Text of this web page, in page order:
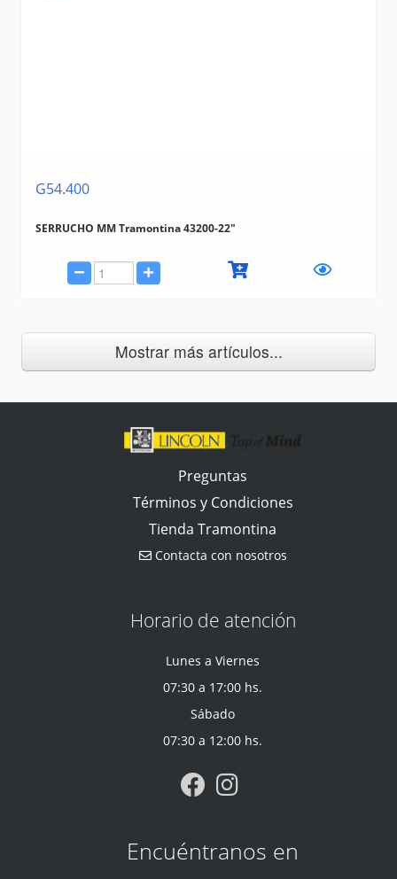
G54.400
SERRUCHO MM Tramontina 43200-22"
Mostrar más artículos...
Preguntas
Términos y Condiciones
Tienda Tramontina
Contacta con nosotros
Horario de atención
Lunes a Viernes
07:30 a 17:00 hs.
Sábado
07:30 a 12:00 hs.
Encuéntranos en